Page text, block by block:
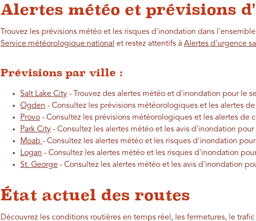
Alertes météo et prévisions
Trouvez les prévisions météo et les risques d'inondation dans
Service météorologique national et restez attentifs à Alertes d'urgence
Prévisions par ville :
Salt Lake City- Trouvez des alertes météo et d'inondation pour le
Ogden - Consultez les prévisions météorologiques et les alertes
Provo- Consultez les prévisions météorologiques et les alertes de
Park City- Consultez les alertes météo et les avis d'inondation pour
Moab - Consultez les alertes météo et les risques d'inondation
Logan - Consultez les alertes météo et les risques d'inondation
St. George - Consultez les alertes météo et les avis d'inondation
État actuel des routes
Découvrez les conditions routières en temps réel, les fermetures, le